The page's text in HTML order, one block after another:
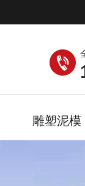
雕塑泥模